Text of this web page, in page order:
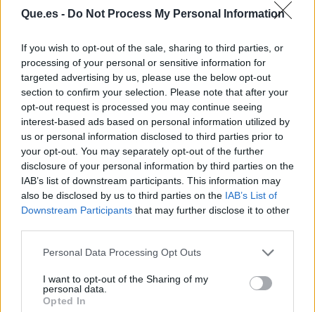
Que.es - Do Not Process My Personal Information
If you wish to opt-out of the sale, sharing to third parties, or
processing of your personal or sensitive information for
targeted advertising by us, please use the below opt-out
section to confirm your selection. Please note that after your
opt-out request is processed you may continue seeing
interest-based ads based on personal information utilized by
us or personal information disclosed to third parties prior to
your opt-out. You may separately opt-out of the further
disclosure of your personal information by third parties on the
IAB’s list of downstream participants. This information may
also be disclosed by us to third parties on the IAB’s List of
Downstream Participants that may further disclose it to other
Personal Data Processing Opt Outs
I want to opt-out of the Sharing of my
personal data.
Opted In
Publicidad